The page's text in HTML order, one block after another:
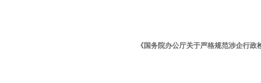
《国务院办公厅关于严格规范涉企行